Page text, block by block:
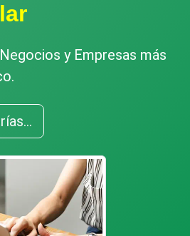
y Empresas más